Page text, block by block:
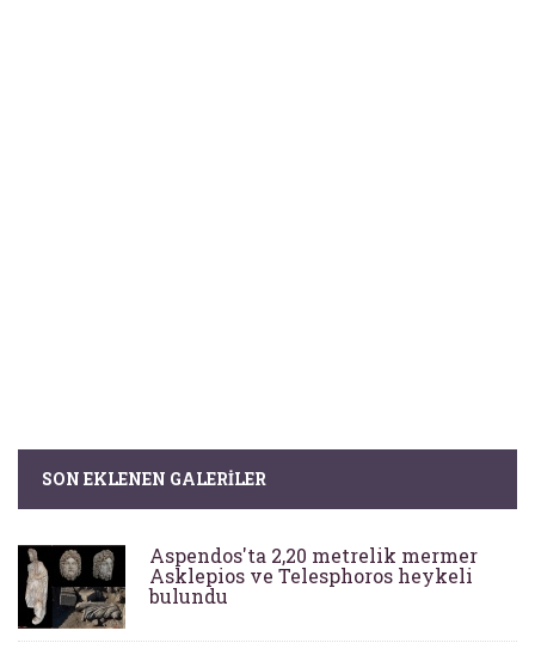
SON EKLENEN GALERILER
Aspendos'ta 2,20 metrelik mermer
Asklepios ve Telesphoros heykeli
bulundu